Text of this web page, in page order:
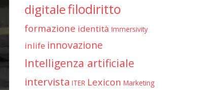
digitalefilodiritto
formazione identità Immersivity
inlife innovazione
Intelligenza artificiale
intervista ITER Lexicon Marketing